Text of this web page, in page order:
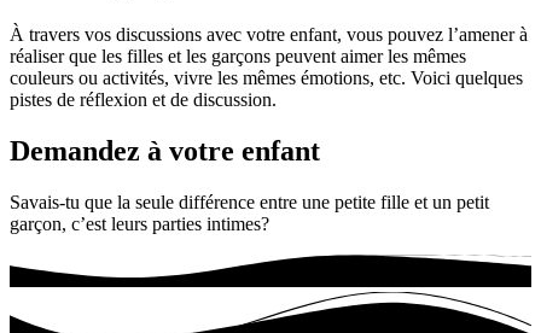
À travers vos discussions avec votre enfant, vous pouvez l’amener à
réaliser que les filles et les garçons peuvent aimer les mêmes
couleurs ou activités, vivre les mêmes émotions, etc. Voici quelques
pistes de réflexion et de discussion.
Demandez à votre enfant
Savais-tu que la seule différence entre une petite fille et un petit
garçon, c’est leurs parties intimes?